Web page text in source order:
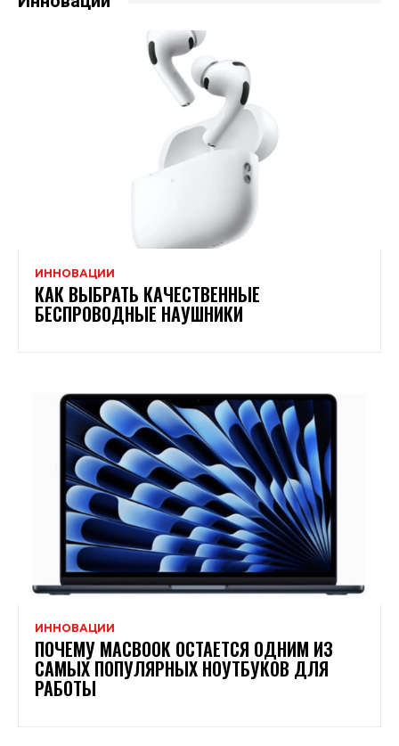
ИННОВАЦИИ
КАК ВЫБРАТЬ КАЧЕСТВЕННЫЕ
БЕСПРОВОДНЫЕ НАУШНИКИ
ИННОВАЦИИ
ПОЧЕМУ MACBOOK ОСТАЕТСЯ ОДНИМ ИЗ
САМЫХ ПОПУЛЯРНЫХ НОУТБУКОВ ДЛЯ
РАБОТЫ